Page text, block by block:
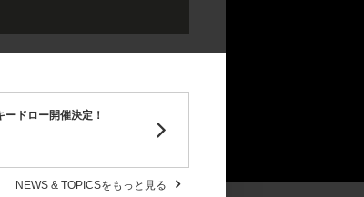
ドロー開催決定！
NEWS & TOPICSをもっと見る